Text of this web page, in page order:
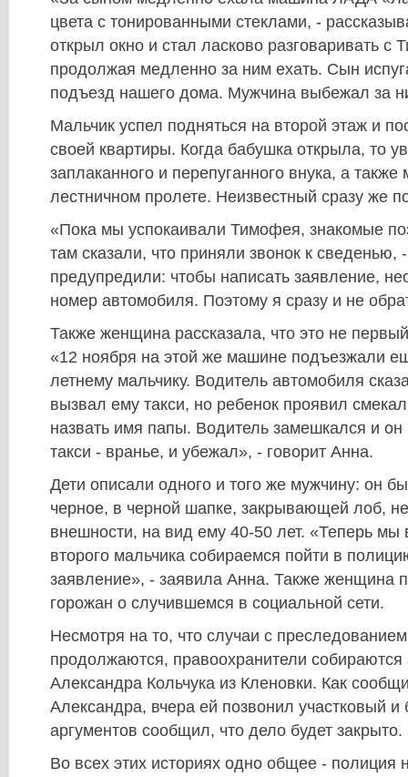
цвета с тонированными стеклами, -
открыл окно и стал ласково разговаривать с
продолжая медленно за ним ехать. Сын
подъезд нашего дома. Мужчина выбежал за
Мальчик успел подняться на второй этаж и
своей квартиры. Когда бабушка открыла, то
заплаканного и перепуганного внука, а
лестничном пролете. Неизвестный сразу же
«Пока мы успокаивали Тимофея, знакомые
там сказали, что приняли звонок к сведенью,
предупредили: чтобы написать заявление,
номер автомобиля. Поэтому я сразу и не
Также женщина рассказала, что это не
«12 ноября на этой же машине подъезжали
летнему мальчику. Водитель автомобиля
вызвал ему такси, но ребенок проявил
назвать имя папы. Водитель замешкался и он
такси - вранье, и убежал», - говорит Анна.
Дети описали одного и того же мужчину: он
черное, в черной шапке, закрывающей лоб,
внешности, на вид ему 40-50 лет. «Теперь мы
второго мальчика собираемся пойти в
заявление», - заявила Анна. Также женщина
горожан о случившемся в социальной сети.
Несмотря на то, что случаи с
продолжаются, правоохранители собираются
Александра Кольчука из Кленовки. Как
Александра, вчера ей позвонил участковый и
аргументов сообщил, что дело будет закрыто.
Во всех этих историях одно общее - полиция